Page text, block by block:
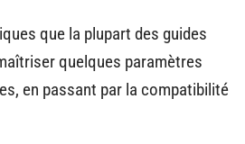
que la plupart des guides
quelques paramètres
en passant par la compatibilité